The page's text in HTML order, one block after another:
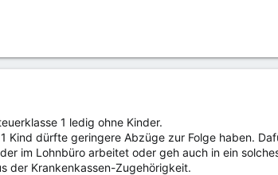
1 ledig ohne Kinder.
Kind dürfte geringere Abzüge zur Folge haben.
im Lohnbüro arbeitet oder geh auch in ein
der Krankenkassen-Zugehörigkeit.